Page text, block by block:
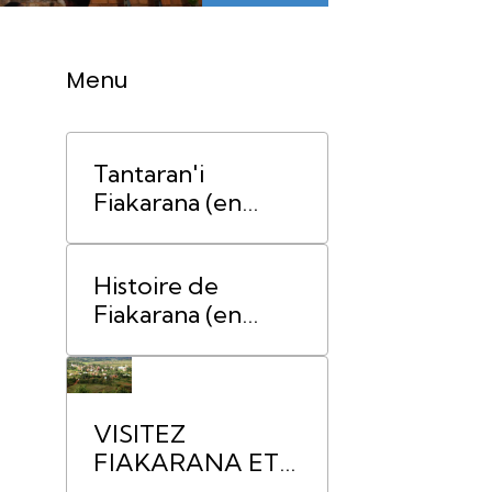
Menu
Tantaran'i
Fiakarana (en
Histoire de
Fiakarana (en
VISITEZ
FIAKARANA ET